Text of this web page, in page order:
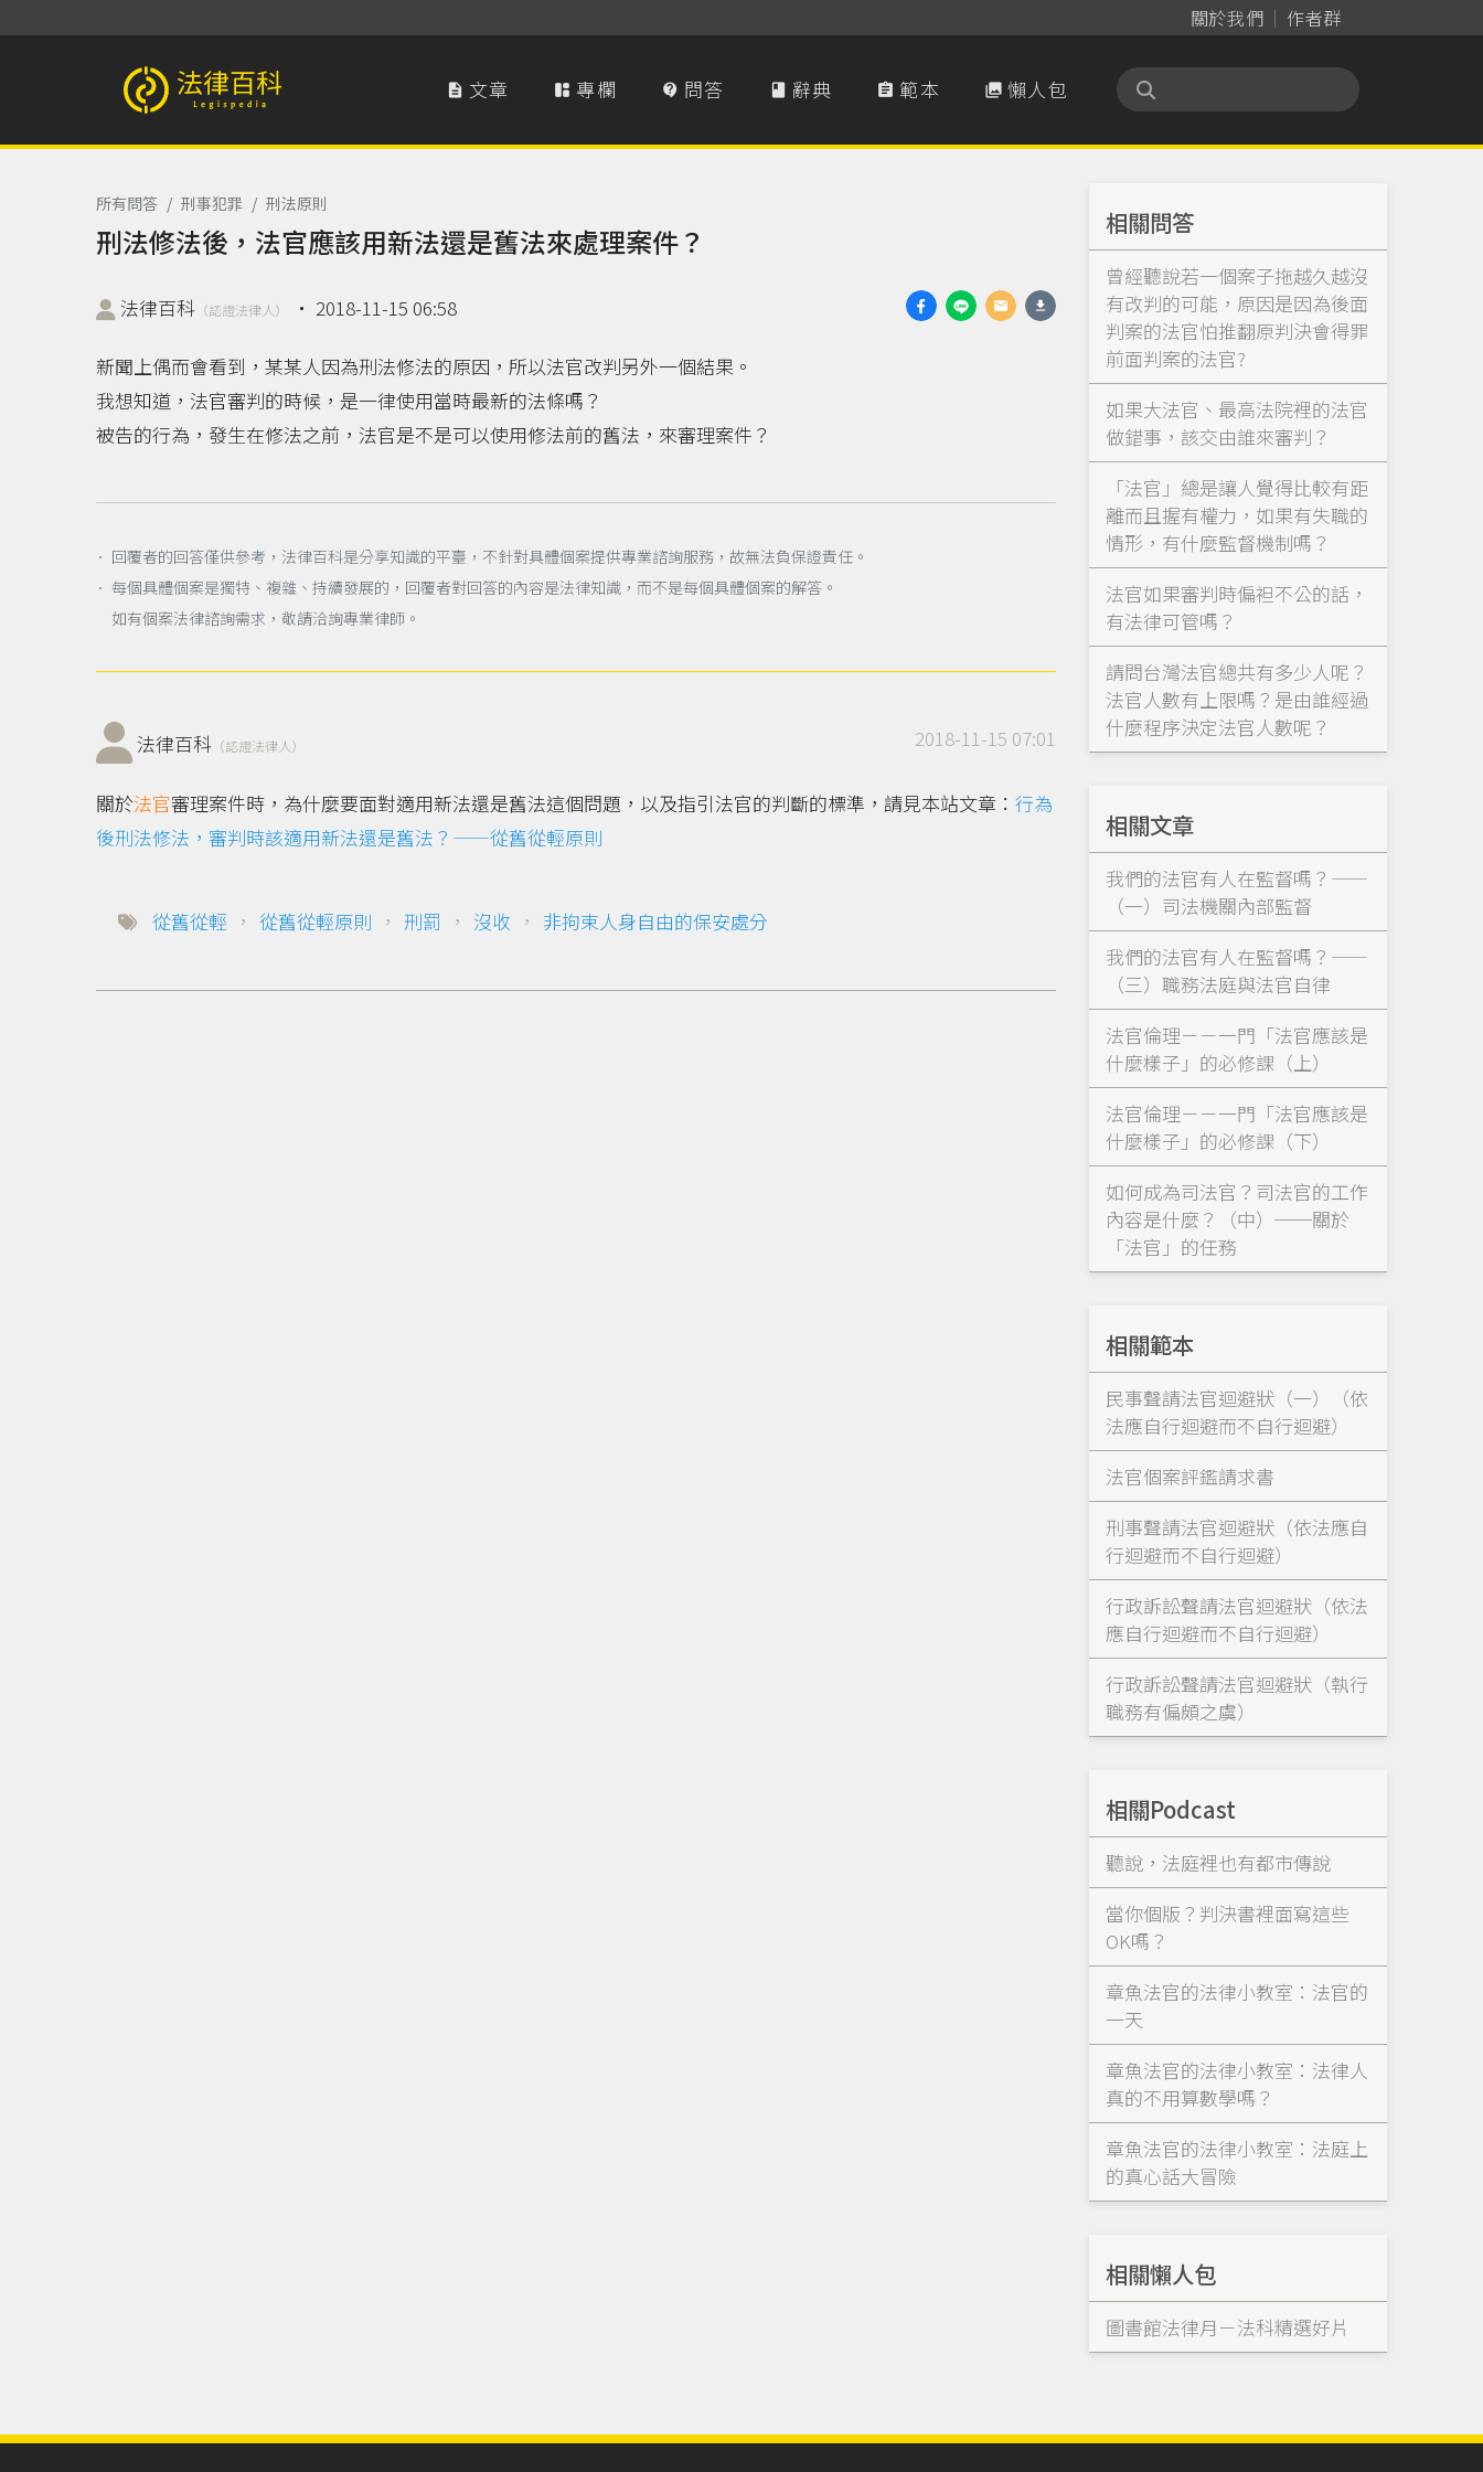
關於我們 作者群
法律百科 Legispedia  文章  專欄  問答  辭典  範本  懶人包
所有問答 / 刑事犯罪 / 刑法原則
刑法修法後，法官應該用新法還是舊法來處理案件？
法律百科 （認證法律人） ‧ 2018-11-15 06:58
新聞上偶而會看到，某某人因為刑法修法的原因，所以法官改判另外一個結果。
我想知道，法官審判的時候，是一律使用當時最新的法條嗎？
被告的行為，發生在修法之前，法官是不是可以使用修法前的舊法，來審理案件？
． 回覆者的回答僅供參考，法律百科是分享知識的平臺，不針對具體個案提供專業諮詢服務，故無法負保證責任。
． 每個具體個案是獨特、複雜、持續發展的，回覆者對回答的內容是法律知識，而不是每個具體個案的解答。
如有個案法律諮詢需求，敬請洽詢專業律師。
法律百科 （認證法律人） 2018-11-15 07:01
關於法官審理案件時，為什麼要面對適用新法還是舊法這個問題，以及指引法官的判斷的標準，請見本站文章： 行為
後刑法修法，審判時該適用新法還是舊法？——從舊從輕原則
從舊從輕 ， 從舊從輕原則 ， 刑罰 ， 沒收 ， 非拘束人身自由的保安處分
相關問答
曾經聽說若一個案子拖越久越沒
有改判的可能，原因是因為後面
判案的法官怕推翻原判決會得罪
前面判案的法官?
如果大法官、最高法院裡的法官
做錯事，該交由誰來審判？
「法官」總是讓人覺得比較有距
離而且握有權力，如果有失職的
情形，有什麼監督機制嗎？
法官如果審判時偏袒不公的話，
有法律可管嗎？
請問台灣法官總共有多少人呢？
法官人數有上限嗎？是由誰經過
什麼程序決定法官人數呢？
相關文章
我們的法官有人在監督嗎？——
（一）司法機關內部監督
我們的法官有人在監督嗎？——
（三）職務法庭與法官自律
法官倫理－－一門「法官應該是
什麼樣子」的必修課（上）
法官倫理－－一門「法官應該是
什麼樣子」的必修課（下）
如何成為司法官？司法官的工作
內容是什麼？（中）──關於
「法官」的任務
相關範本
民事聲請法官迴避狀（一）（依
法應自行迴避而不自行迴避）
法官個案評鑑請求書
刑事聲請法官迴避狀（依法應自
行迴避而不自行迴避）
行政訴訟聲請法官迴避狀（依法
應自行迴避而不自行迴避）
行政訴訟聲請法官迴避狀（執行
職務有偏頗之虞）
相關Podcast
聽說，法庭裡也有都市傳說
當你個版？判決書裡面寫這些
OK嗎？
章魚法官的法律小教室：法官的
一天
章魚法官的法律小教室：法律人
真的不用算數學嗎？
章魚法官的法律小教室：法庭上
的真心話大冒險
相關懶人包
圖書館法律月－法科精選好片